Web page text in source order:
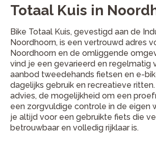
Totaal Kuis in
Bike Totaal Kuis, gevestigd aan de
Noordhoorn, is een vertrouwd adres
Noordhoorn en de omliggende
vind je een gevarieerd en regelmatig
aanbod tweedehands fietsen en e-
dagelijks gebruik en recreatieve
advies, de mogelijkheid om een
een zorgvuldige controle in de eigen
je altijd voor een gebruikte fiets die
betrouwbaar en volledig rijklaar is.